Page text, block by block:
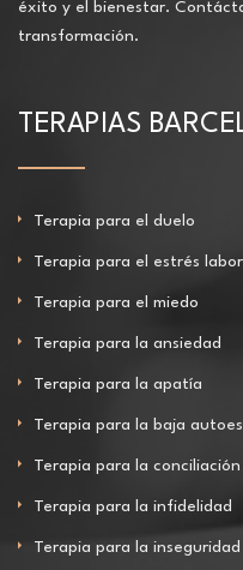
éxito y el bienestar.
transformación.
TERAPIAS
Terapia para el duelo
Terapia para el estrés
Terapia para el miedo
Terapia para la ansiedad
Terapia para la apatía
Terapia para la baja
Terapia para la
Terapia para la infidelidad
Terapia para la inseguridad